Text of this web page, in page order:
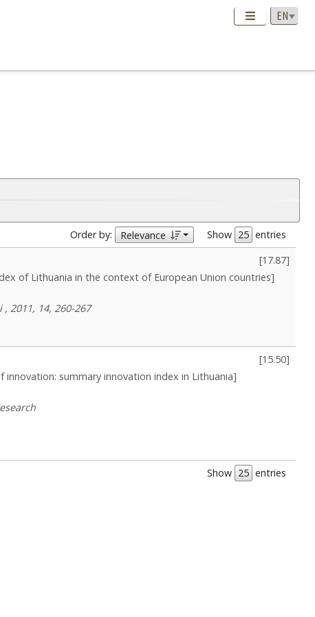
Order by: Relevance Show
entries
[17.87]
of Lithuania in the context of European Union countries]
2011, 14, 260-267
[15.50]
summary innovation index in Lithuania]
Show entries